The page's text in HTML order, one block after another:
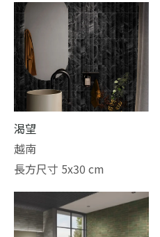
渴望
越南
長方尺寸 5x30 cm